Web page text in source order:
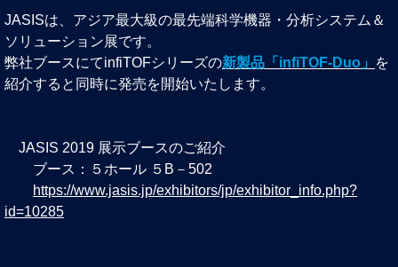
JASISは、アジア最大級の最先端科学機器・分析システム＆
ソリューション展です。
弊社ブースにてinfiTOFシリーズの新製品「infiTOF-Duo」
を
紹介すると同時に発売を開始いたします。
JASIS 2019 展示ブースのご紹介
ブース：５ホール ５B－502
https://www.jasis.jp/exhibitors/jp/exhibitor_info.php?
id=10285